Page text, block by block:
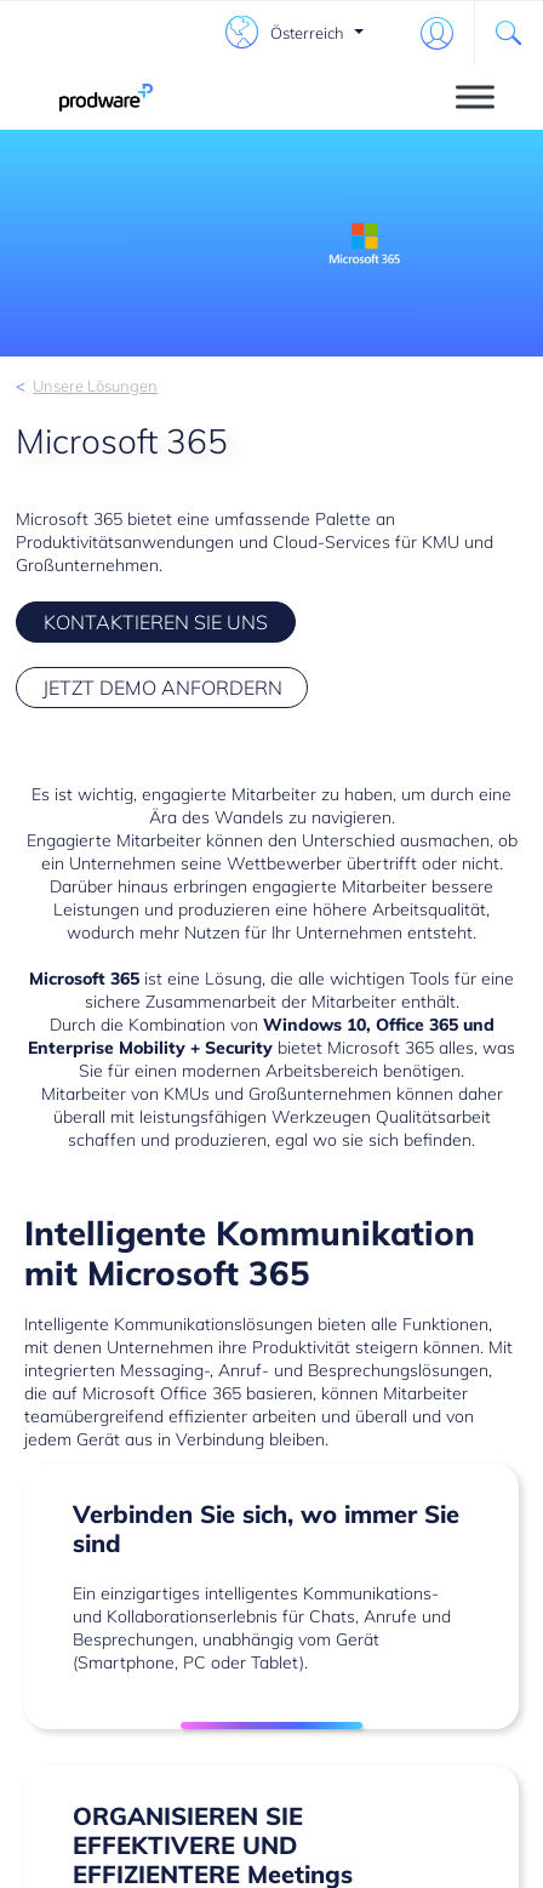
Österreich
Unsere Lösungen
Microsoft 365
Microsoft 365 bietet eine umfassende Palette an
Produktivitätsanwendungen und Cloud-Services für KMU und
Großunternehmen.
KONTAKTIEREN SIE UNS
JETZT DEMO ANFORDERN
Es ist wichtig, engagierte Mitarbeiter zu haben, um durch eine
Ära des Wandels zu navigieren.
Engagierte Mitarbeiter können den Unterschied ausmachen, ob
ein Unternehmen seine Wettbewerber übertrifft oder nicht.
Darüber hinaus erbringen engagierte Mitarbeiter bessere
Leistungen und produzieren eine höhere Arbeitsqualität,
wodurch mehr Nutzen für Ihr Unternehmen entsteht.
Microsoft 365 ist eine Lösung, die alle wichtigen Tools für eine
sichere Zusammenarbeit der Mitarbeiter enthält.
Durch die Kombination von Windows 10, Office 365 und
Enterprise Mobility + Security bietet Microsoft 365 alles, was
Sie für einen modernen Arbeitsbereich benötigen.
Mitarbeiter von KMUs und Großunternehmen können daher
überall mit leistungsfähigen Werkzeugen Qualitätsarbeit
schaffen und produzieren, egal wo sie sich befinden.
Intelligente Kommunikation
mit Microsoft 365
Intelligente Kommunikationslösungen bieten alle Funktionen,
mit denen Unternehmen ihre Produktivität steigern können. Mit
integrierten Messaging-, Anruf- und Besprechungslösungen,
die auf Microsoft Office 365 basieren, können Mitarbeiter
teamübergreifend effizienter arbeiten und überall und von
jedem Gerät aus in Verbindung bleiben.
Verbinden Sie sich, wo immer Sie
sind
Ein einzigartiges intelligentes Kommunikations-
und Kollaborationserlebnis für Chats, Anrufe und
Besprechungen, unabhängig vom Gerät
(Smartphone, PC oder Tablet).
ORGANISIEREN SIE
EFFEKTIVERE UND
EFFIZIENTERE Meetings